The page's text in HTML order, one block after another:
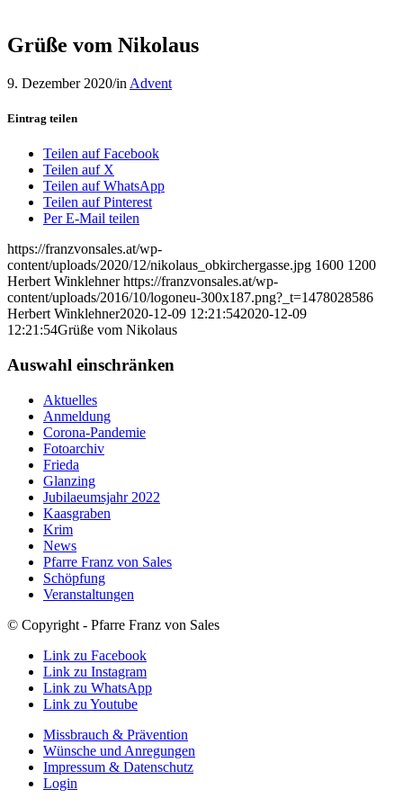
Grüße vom Nikolaus
9. Dezember 2020/in Advent
Eintrag teilen
Teilen auf Facebook
Teilen auf X
Teilen auf WhatsApp
Teilen auf Pinterest
Per E-Mail teilen
https://franzvonsales.at/wp-
content/uploads/2020/12/nikolaus_obkirchergasse.jpg 1600 1200
Herbert Winklehner https://franzvonsales.at/wp-
content/uploads/2016/10/logoneu-300x187.png?_t=1478028586
Herbert Winklehner2020-12-09 12:21:542020-12-09
12:21:54Grüße vom Nikolaus
Auswahl einschränken
Aktuelles
Anmeldung
Corona-Pandemie
Fotoarchiv
Frieda
Glanzing
Jubilaeumsjahr 2022
Kaasgraben
Krim
News
Pfarre Franz von Sales
Schöpfung
Veranstaltungen
© Copyright - Pfarre Franz von Sales
Link zu Facebook
Link zu Instagram
Link zu WhatsApp
Link zu Youtube
Missbrauch & Prävention
Wünsche und Anregungen
Impressum & Datenschutz
Login